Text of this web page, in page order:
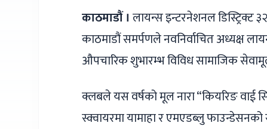
काठमाडौं । लायन्स इन्टरनेशनल
काठमाडौं समर्पणले नवनिर्वाचित अध्यक्ष
औपचारिक शुभारम्भ विविध सामाजिक
क्लबले यस वर्षको मूल नारा “कियरिङ वाई
स्क्वायरमा यामाहा र एमएडब्लु